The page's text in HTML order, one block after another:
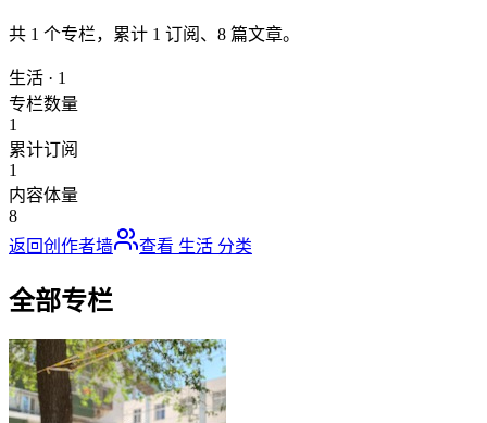
共 1 个专栏，累计 1 订阅、 8 篇文章。
生活 · 1
专栏数量
1
累计订阅
1
内容体量
8
返回创作者墙
查看 生活 分类
全部专栏